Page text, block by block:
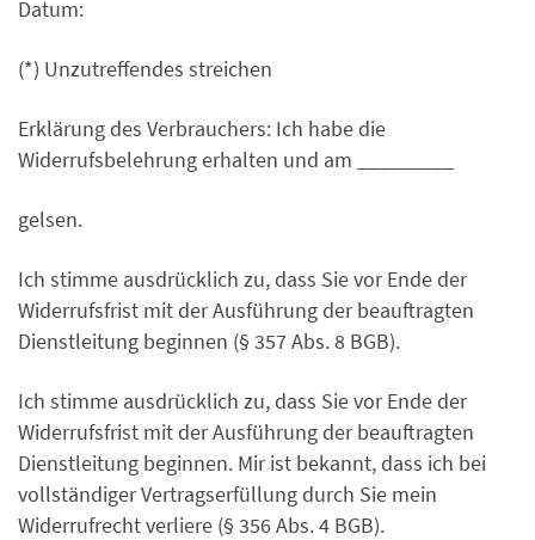
Datum:
(*) Unzutreffendes streichen
Erklärung des Verbrauchers: Ich habe die
Widerrufsbelehrung erhalten und am _________
gelsen.
Ich stimme ausdrücklich zu, dass Sie vor Ende der
Widerrufsfrist mit der Ausführung der beauftragten
Dienstleitung beginnen (§ 357 Abs. 8 BGB).
Ich stimme ausdrücklich zu, dass Sie vor Ende der
Widerrufsfrist mit der Ausführung der beauftragten
Dienstleitung beginnen. Mir ist bekannt, dass ich bei
vollständiger Vertragserfüllung durch Sie mein
Widerrufrecht verliere (§ 356 Abs. 4 BGB).